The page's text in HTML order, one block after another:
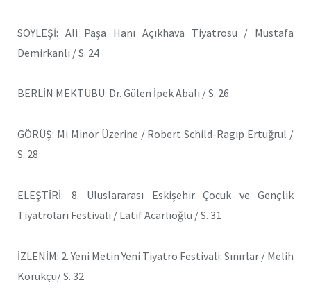
SÖYLEŞİ: Ali Paşa Hanı Açıkhava Tiyatrosu / Mustafa
Demirkanlı / S. 24
BERLİN MEKTUBU: Dr. Gülen İpek Abalı / S. 26
GÖRÜŞ: Mi Minör Üzerine / Robert Schild-Ragıp Ertuğrul /
S. 28
ELEŞTİRİ: 8. Uluslararası Eskişehir Çocuk ve Gençlik
Tiyatroları Festivali / Latif Acarlıoğlu / S. 31
İZLENİM: 2. Yeni Metin Yeni Tiyatro Festivali: Sınırlar / Melih
Korukçu/ S. 32